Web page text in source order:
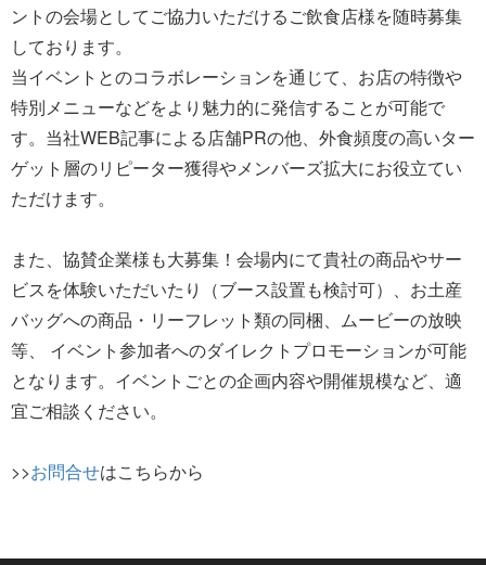
ントの会場としてご協力いただけるご飲食店様を随時募集
しております。
当イベントとのコラボレーションを通じて、お店の特徴や
特別メニューなどをより魅力的に発信することが可能で
す。当社WEB記事による店舗PRの他、外食頻度の高いター
ゲット層のリピーター獲得やメンバーズ拡大にお役立てい
ただけます。
また、協賛企業様も大募集！会場内にて貴社の商品やサー
ビスを体験いただいたり（ブース設置も検討可）、お土産
バッグへの商品・リーフレット類の同梱、ムービーの放映
等、 イベント参加者へのダイレクトプロモーションが可能
となります。イベントごとの企画内容や開催規模など、適
宜ご相談ください。
>>お問合せはこちらから